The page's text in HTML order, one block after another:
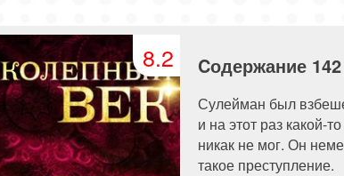
8.2 Cодержание
Сулейман был
и на этот раз какой-
никак не мог. Он
такое преступление.